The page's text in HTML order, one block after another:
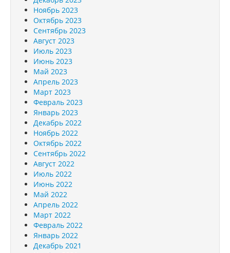
Ноябрь 2023
Октябрь 2023
Сентябрь 2023
Август 2023
Июль 2023
Июнь 2023
Май 2023
Апрель 2023
Март 2023
Февраль 2023
Январь 2023
Декабрь 2022
Ноябрь 2022
Октябрь 2022
Сентябрь 2022
Август 2022
Июль 2022
Июнь 2022
Май 2022
Апрель 2022
Март 2022
Февраль 2022
Январь 2022
Декабрь 2021